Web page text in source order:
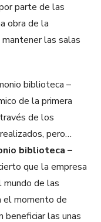
parte de las
obra de la
las salas
biblioteca –
de la primera
de los
pero…
biblioteca –
que la empresa
mundo de las
el momento de
beneficiar las unas